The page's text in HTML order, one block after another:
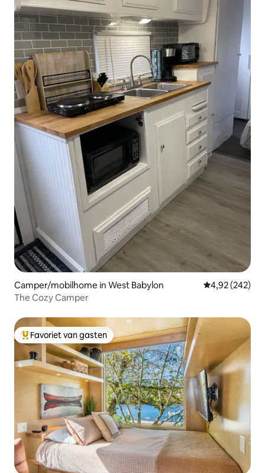
Camper/mobilhome in West Babylon Gemiddelde
4,92 (242)
The Cozy Camper
Topfavoriet van gasten
Favoriet van gasten